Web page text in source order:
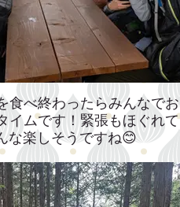
食べ終わったらみんなでお
イムです！緊張もほぐれて
な楽しそうですね😊